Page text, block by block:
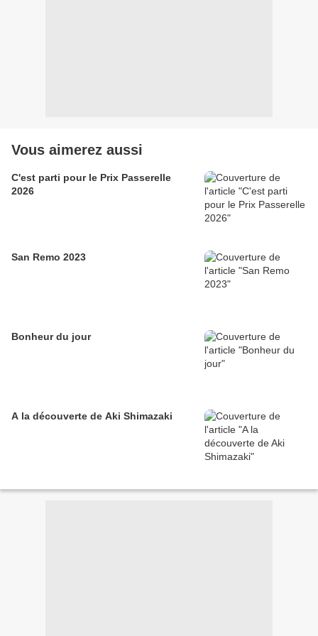
Vous aimerez aussi
C'est parti pour le Prix Passerelle
2026
San Remo 2023
Bonheur du jour
A la découverte de Aki Shimazaki